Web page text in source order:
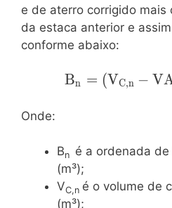
e de aterro corrigido mais
da estaca anterior e
conforme abaixo:
Bn = (VC,n − V
Onde:
Bn é a ordenada
(m³);
VC,n é o volume de
(m³);